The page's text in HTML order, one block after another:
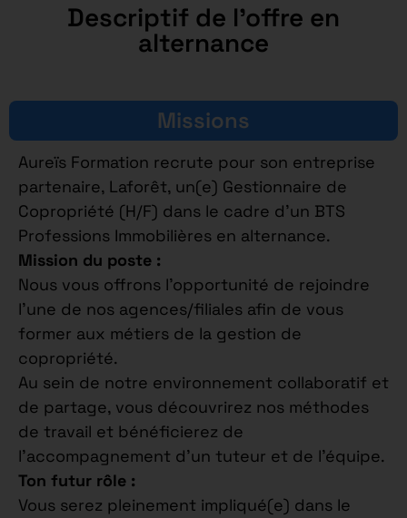
Descriptif de l'offre en
alternance
Missions
Aureïs Formation recrute pour son entreprise
partenaire, Laforêt, un(e) Gestionnaire de
Copropriété (H/F) dans le cadre d’un BTS
Professions Immobilières en alternance.
Mission du poste :
Nous vous offrons l’opportunité de rejoindre
l’une de nos agences/filiales afin de vous
former aux métiers de la gestion de
copropriété.
Au sein de notre environnement collaboratif et
de partage, vous découvrirez nos méthodes
de travail et bénéficierez de
l’accompagnement d’un tuteur et de l’équipe.
Ton futur rôle :
Vous serez pleinement impliqué(e) dans le